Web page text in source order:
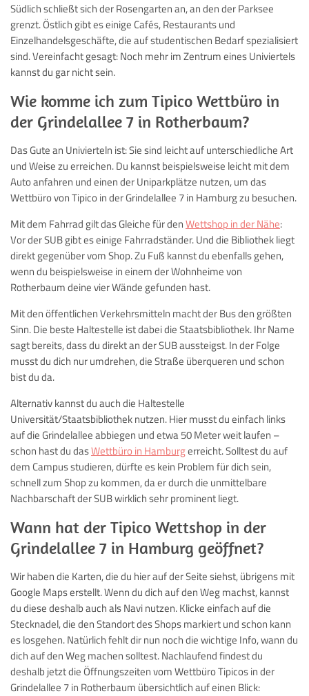
Südlich schließt sich der Rosengarten an, an den der Parksee
grenzt. Östlich gibt es einige Cafés, Restaurants und
Einzelhandelsgeschäfte, die auf studentischen Bedarf spezialisiert
sind. Vereinfacht gesagt: Noch mehr im Zentrum eines Univiertels
kannst du gar nicht sein.
Wie komme ich zum Tipico Wettbüro in
der Grindelallee 7 in Rotherbaum?
Das Gute an Univierteln ist: Sie sind leicht auf unterschiedliche Art
und Weise zu erreichen. Du kannst beispielsweise leicht mit dem
Auto anfahren und einen der Uniparkplätze nutzen, um das
Wettbüro von Tipico in der Grindelallee 7 in Hamburg zu besuchen.
Mit dem Fahrrad gilt das Gleiche für denWettshop in der Nähe:
Vor der SUB gibt es einige Fahrradständer. Und die Bibliothek liegt
direkt gegenüber vom Shop. Zu Fuß kannst du ebenfalls gehen,
wenn du beispielsweise in einem der Wohnheime von
Rotherbaum deine vier Wände gefunden hast.
Mit den öffentlichen Verkehrsmitteln macht der Bus den größten
Sinn. Die beste Haltestelle ist dabei die Staatsbibliothek. Ihr Name
sagt bereits, dass du direkt an der SUB aussteigst. In der Folge
musst du dich nur umdrehen, die Straße überqueren und schon
bist du da.
Alternativ kannst du auch die Haltestelle
Universität/Staatsbibliothek nutzen. Hier musst du einfach links
auf die Grindelallee abbiegen und etwa 50 Meter weit laufen –
schon hast du dasWettbüro in Hamburgerreicht. Solltest du auf
dem Campus studieren, dürfte es kein Problem für dich sein,
schnell zum Shop zu kommen, da er durch die unmittelbare
Nachbarschaft der SUB wirklich sehr prominent liegt.
Wann hat der Tipico Wettshop in der
Grindelallee 7 in Hamburg geöffnet?
Wir haben die Karten, die du hier auf der Seite siehst, übrigens mit
Google Maps erstellt. Wenn du dich auf den Weg machst, kannst
du diese deshalb auch als Navi nutzen. Klicke einfach auf die
Stecknadel, die den Standort des Shops markiert und schon kann
es losgehen. Natürlich fehlt dir nun noch die wichtige Info, wann du
dich auf den Weg machen solltest. Nachlaufend findest du
deshalb jetzt die Öffnungszeiten vom Wettbüro Tipicos in der
Grindelallee 7 in Rotherbaum übersichtlich auf einen Blick: